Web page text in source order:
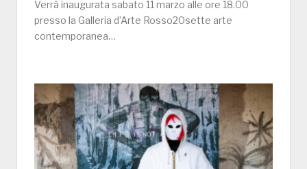
Verrà inaugurata sabato 11 marzo alle ore 18.00
presso la Galleria d’Arte Rosso20sette arte
contemporanea…